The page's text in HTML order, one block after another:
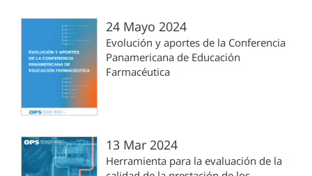
24 Mayo 2024
Evolución y aportes de la Conferencia
Panamericana de Educación
Farmacéutica
13 Mar 2024
Herramienta para la evaluación de la